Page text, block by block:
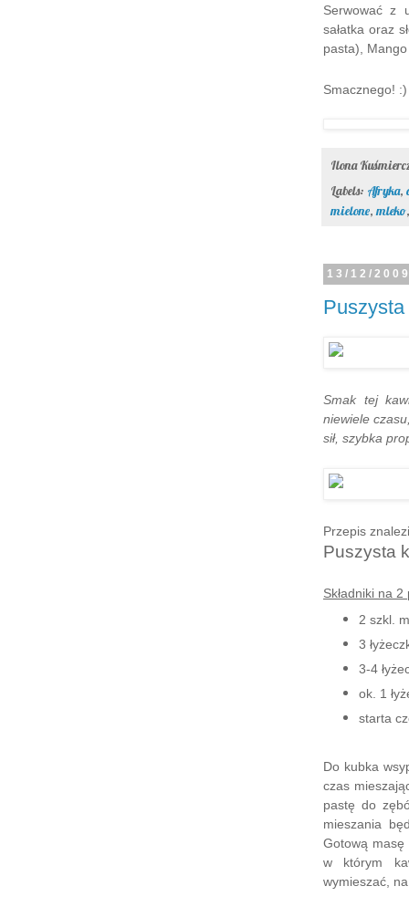
Serwować z
sałatka oraz
pasta),
Smacznego! :)
Ilona
Labels: Afryka,
mielone,mleko
13/12/
Smak tej
niewiele
sił, szybka
Przepis
Puszysta
Składniki na 2
2 szkl.
3
3-4
ok. 1
starta
Do kubka
czas
pastę do
mieszania
Gotową masę
w którym
wymieszać,